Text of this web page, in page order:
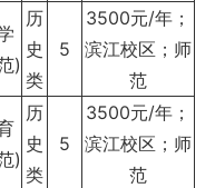
)
历
史
类
5
3500元/年；
滨江校区；师
范
)
历
史
类
5
3500元/年；
滨江校区；师
范